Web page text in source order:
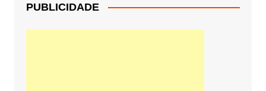
PUBLICIDADE